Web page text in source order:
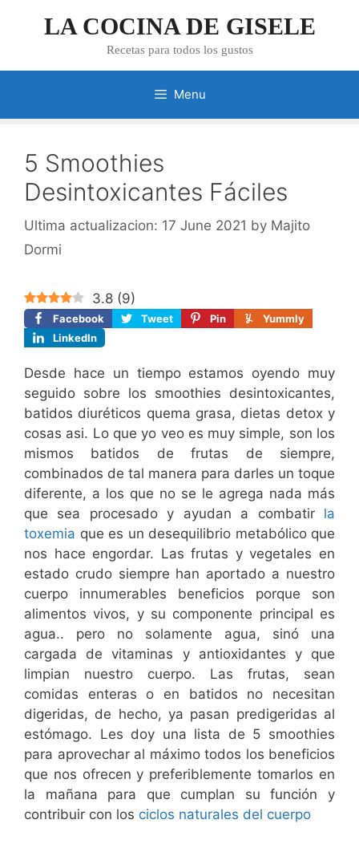
LA COCINA DE GISELE
Recetas para todos los gustos
Menu
5 Smoothies
Desintoxicantes Fáciles
17 June 2021 by Majito
Dormi
3.8 (9)
Facebook Tweet Pin
Yummly
LinkedIn
Desde hace un tiempo estamos oyendo muy
seguido sobre los smoothies desintoxicantes,
batidos diuréticos quema grasa, dietas detox y
cosas asi. Lo que yo veo es muy simple, son los
mismos batidos de frutas de siempre,
combinados de tal manera para darles un toque
diferente, a los que no se le agrega nada más
que sea procesado y ayudan a combatir la
toxemia que es un desequilibrio metabólico que
nos hace engordar. Las frutas y vegetales en
estado crudo siempre han aportado a nuestro
cuerpo innumerables beneficios porque son
alimentos vivos, y su componente principal es
agua.. pero no solamente agua, sinó una
cargada de vitaminas y antioxidantes y que
limpian nuestro cuerpo. Las frutas, sean
comidas enteras o en batidos no necesitan
digeridas, de hecho, ya pasan predigeridas al
estómago. Les doy una lista de 5 smoothies
para aprovechar al máximo todos los beneficios
que nos ofrecen y preferiblemente tomarlos en
la mañana para que cumplan su función y
contribuir con los ciclos naturales del cuerpo